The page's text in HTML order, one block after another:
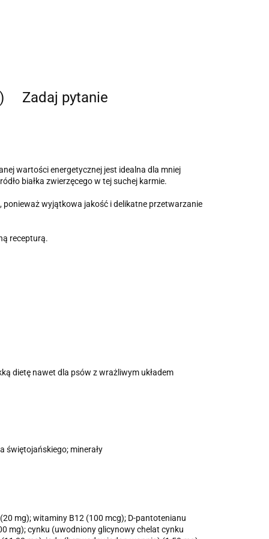
Zadaj pytanie
wartości energetycznej jest idealna dla mniej
białka zwierzęcego w tej suchej karmie.
wyjątkowa jakość i delikatne przetwarzanie
recepturą.
dietę nawet dla psów z wrażliwym układem
świętojańskiego; minerały
mg); witaminy B12 (100 mcg); D-pantotenianu
mg); cynku (uwodniony glicynowy chelat cynku